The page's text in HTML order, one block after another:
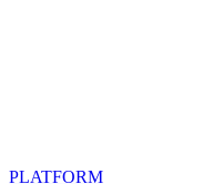
PLATFORM